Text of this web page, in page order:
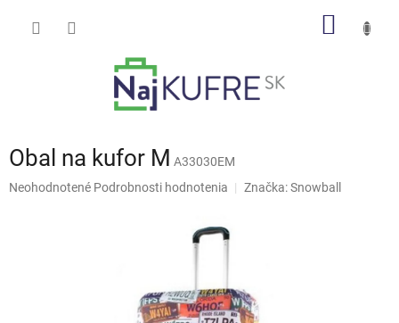
Obal na kufor M A33030EM
Priemerné
Neohodnotené Podrobnosti hodnotenia Značka:Snowball